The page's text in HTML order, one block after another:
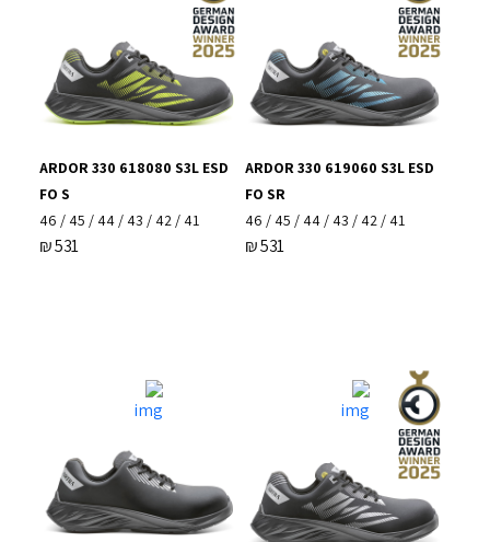
ARDOR 330 619060 S3L ESD
FO SR
41 / 42 / 43 / 44 / 45 / 46
531
₪
ARDOR 330 618080 S3L ESD
FO S
41 / 42 / 43 / 44 / 45 / 46
531
₪